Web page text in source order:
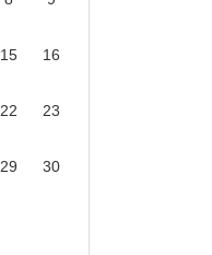
15 16
22 23
29 30